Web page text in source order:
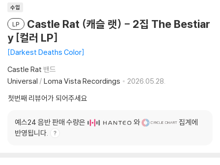
수입
LP
Castle Rat (캐슬 랫) - 2집 The Bestiar
y [컬러 LP]
Darkest Deaths Color
Castle Rat 밴드
Universal / Loma Vista Recordings
2026.05.28.
첫번째 리뷰어가 되어주세요
예스24 음반 판매 수량은 와
집계에
반영됩니다.